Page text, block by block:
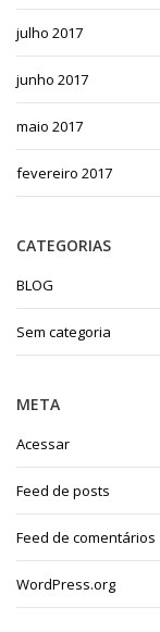
julho 2017
junho 2017
maio 2017
fevereiro 2017
CATEGORIAS
BLOG
Sem categoria
META
Acessar
Feed de posts
Feed de comentários
WordPress.org